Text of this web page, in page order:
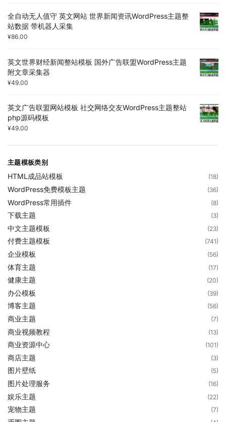
全自动无人值守 英文网站 世界新闻资讯WordPress主题整
站数据 带机器人采集
¥86.00
英文世界财经新闻整站模板 国外广告联盟WordPress主题
附文章采集器
¥49.00
英文广告联盟网站模板 社交网络交友WordPress主题整站
php源码模板
¥49.00
主题模板类别
HTML成品站模板 (18)
WordPress免费模板主题 (36)
WordPress常用插件 (8)
下载主题 (3)
中文主题模板 (23)
付费主题模板 (741)
企业模板 (56)
体育主题 (17)
健康主题 (20)
办公模板 (39)
博客主题 (56)
商业主题 (7)
商业视频教程 (13)
商业资源中心 (101)
商店主题 (3)
图片壁纸 (5)
图片处理服务 (16)
娱乐主题 (22)
宠物主题 (7)